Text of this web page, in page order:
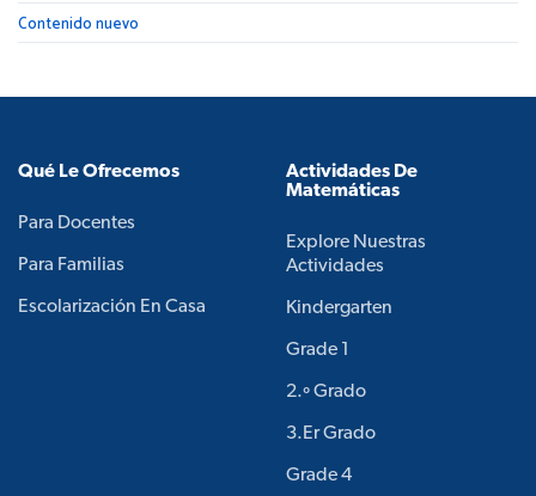
Contenido nuevo
Qué Le Ofrecemos
Para Docentes
Para Familias
Escolarización En Casa
Actividades De
Matemáticas
Explore Nuestras
Actividades
Kindergarten
Grade 1
2.º Grado
3.er Grado
Grade 4